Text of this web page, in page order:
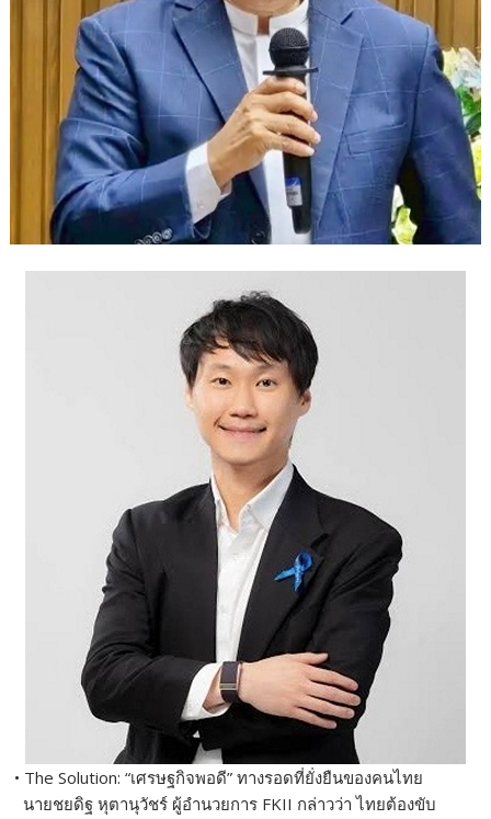
• The Solution: “เศรษฐกิจพอดี” ทางรอดที่ยั่งยืนของคนไทย
นายชยดิฐ หุตานุวัชร์ ผู้อำนวยการ FKII กล่าวว่า ไทยต้องขับ